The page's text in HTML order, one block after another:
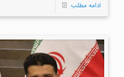
ادامه مطلب